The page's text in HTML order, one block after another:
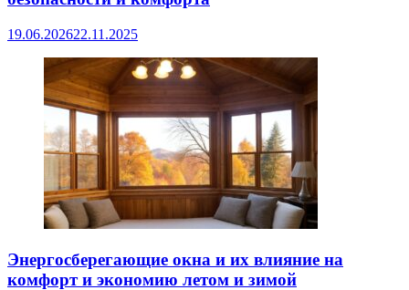
19.06.202622.11.2025
Энергосберегающие окна и их влияние на
комфорт и экономию летом и зимой